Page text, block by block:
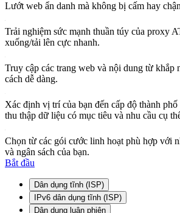
Lướt web ẩn danh mà không bị cấm hay
Trải nghiệm sức mạnh thuần túy của proxy
xuống/tải lên cực nhanh.
Truy cập các trang web và nội dung từ khắp
cách dễ dàng.
Xác định vị trí của bạn đến cấp độ thành
thu thập dữ liệu có mục tiêu và nhu cầu cụ
Chọn từ các gói cước linh hoạt phù hợp với
và ngân sách của bạn.
Bắt đầu
Dân dụng tĩnh (ISP)
IPv6 dân dụng tĩnh (ISP)
Dân dụng luân phiên